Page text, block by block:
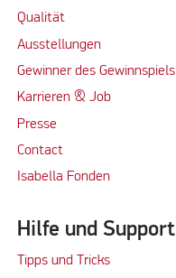
Qualität
Ausstellungen
Gewinner des Gewinnspiels
Karrieren & Job
Presse
Contact
Isabella Fonden
Hilfe und Support
Tipps und Tricks